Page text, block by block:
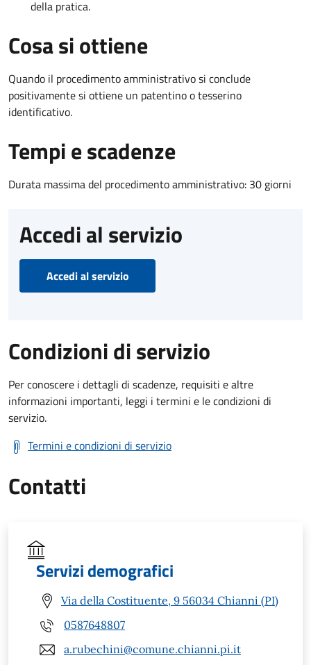
della pratica.
Cosa si ottiene
Quando il procedimento amministrativo si conclude
positivamente si ottiene un patentino o tesserino
identificativo.
Tempi e scadenze
Durata massima del procedimento amministrativo: 30 giorni
Accedi al servizio
Accedi al servizio
Condizioni di servizio
Per conoscere i dettagli di scadenze, requisiti e altre
informazioni importanti, leggi i termini e le condizioni di
servizio.
Termini e condizioni di servizio
Contatti
Servizi demografici
Via della Costituente, 9 56034 Chianni (PI)
0587648807
a.rubechini@comune.chianni.pi.it